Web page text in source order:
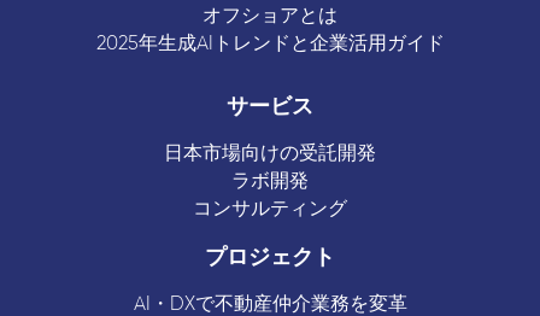
オフショアとは
2025年生成AIトレンドと企業活用ガイド
サービス
日本市場向けの受託開発
ラボ開発
コンサルティング
プロジェクト
AI・DXで不動産仲介業務を変革